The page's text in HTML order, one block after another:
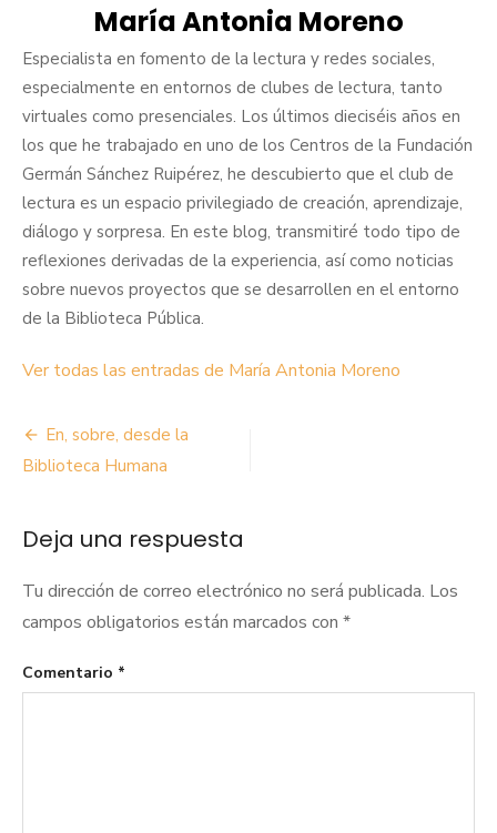
María Antonia Moreno
Especialista en fomento de la lectura y redes sociales,
especialmente en entornos de clubes de lectura, tanto
virtuales como presenciales. Los últimos dieciséis años en
los que he trabajado en uno de los Centros de la Fundación
Germán Sánchez Ruipérez, he descubierto que el club de
lectura es un espacio privilegiado de creación, aprendizaje,
diálogo y sorpresa. En este blog, transmitiré todo tipo de
reflexiones derivadas de la experiencia, así como noticias
sobre nuevos proyectos que se desarrollen en el entorno
de la Biblioteca Pública.
Ver todas las entradas de María Antonia Moreno
Navegación
de
En, sobre, desde la
Biblioteca Humana
Deja una respuesta
Tu dirección de correo electrónico no será publicada. Los
campos obligatorios están marcados con *
Comentario *